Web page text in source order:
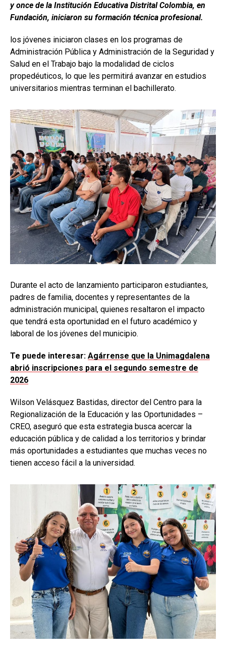
y once de la Institución Educativa Distrital Colombia, en
Fundación, iniciaron su formación técnica profesional.
los jóvenes iniciaron clases en los programas de
Administración Pública y Administración de la Seguridad y
Salud en el Trabajo bajo la modalidad de ciclos
propedéuticos, lo que les permitirá avanzar en estudios
universitarios mientras terminan el bachillerato.
Durante el acto de lanzamiento participaron estudiantes,
padres de familia, docentes y representantes de la
administración municipal, quienes resaltaron el impacto
que tendrá esta oportunidad en el futuro académico y
laboral de los jóvenes del municipio.
Te puede interesar: Agárrense que la Unimagdalena
abrió inscripciones para el segundo semestre de
2026
Wilson Velásquez Bastidas, director del Centro para la
Regionalización de la Educación y las Oportunidades –
CREO, aseguró que esta estrategia busca acercar la
educación pública y de calidad a los territorios y brindar
más oportunidades a estudiantes que muchas veces no
tienen acceso fácil a la universidad.